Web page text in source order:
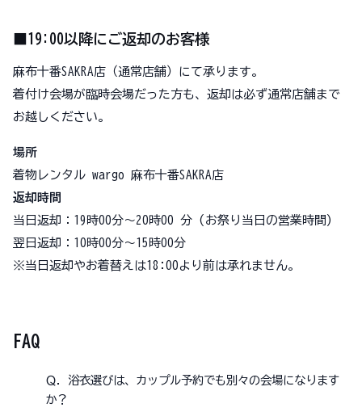
■19:00以降にご返却のお客様
麻布十番SAKRA店（通常店舗）にて承ります。
着付け会場が臨時会場だった方も、返却は必ず通常店舗まで
お越しください。
場所
着物レンタル wargo 麻布十番SAKRA店
返却時間
当日返却：19時00分～20時00 分 (お祭り当日の営業時間)
翌日返却：10時00分～15時00分
※当日返却やお着替えは18:00より前は承れません。
FAQ
Ｑ．浴衣選びは、カップル予約でも別々の会場になります
か？